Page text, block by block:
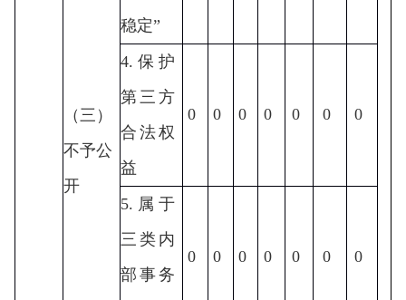
（三）
不予公
开
稳定”
4.保护
第三方
合法权
益
0 0 0 0 0 0 0
5.属于
三类内
部事务
0 0 0 0 0 0 0